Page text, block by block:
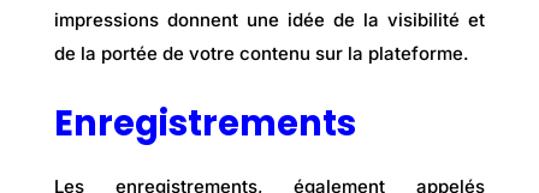
impressions donnent une idée de la visibilité et
de la portée de votre contenu sur la plateforme.
Enregistrements
Les enregistrements, également appelés